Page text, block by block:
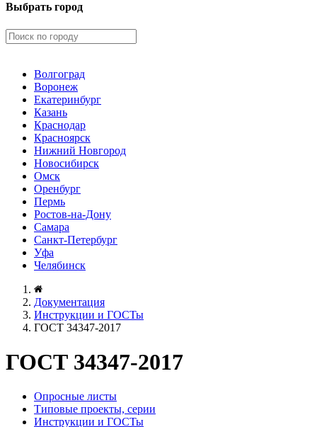
Выбрать город
Волгоград
Воронеж
Екатеринбург
Казань
Краснодар
Красноярск
Нижний Новгород
Новосибирск
Омск
Оренбург
Пермь
Ростов-на-Дону
Самара
Санкт-Петербург
Уфа
Челябинск
Документация
Инструкции и ГОСТы
ГОСТ 34347-2017
ГОСТ 34347-2017
Опросные листы
Типовые проекты, серии
Инструкции и ГОСТы